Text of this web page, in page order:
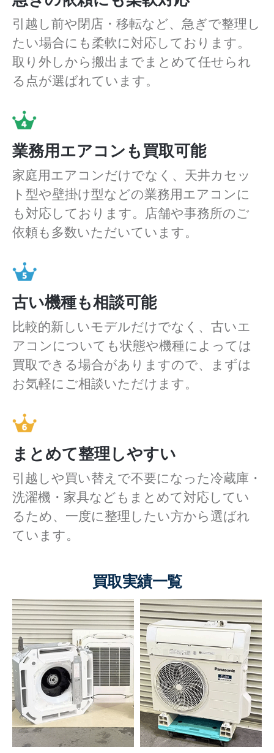
引越し前や閉店・移転など、急ぎで整理し
たい場合にも柔軟に対応しております。
取り外しから搬出までまとめて任せられ
る点が選ばれています。
業務用エアコンも買取可能
家庭用エアコンだけでなく、天井カセッ
ト型や壁掛け型などの業務用エアコンに
も対応しております。店舗や事務所のご
依頼も多数いただいています。
古い機種も相談可能
比較的新しいモデルだけでなく、古いエ
アコンについても状態や機種によっては
買取できる場合がありますので、まずは
お気軽にご相談いただけます。
まとめて整理しやすい
引越しや買い替えで不要になった冷蔵庫・
洗濯機・家具などもまとめて対応してい
るため、一度に整理したい方から選ばれ
ています。
買取実績一覧